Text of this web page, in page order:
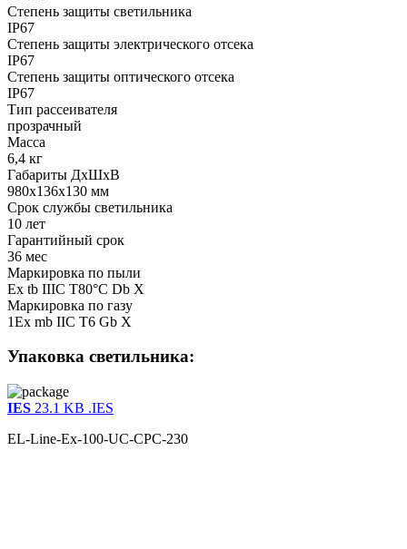
Степень защиты светильника
IP67
Степень защиты электрического отсека
IP67
Степень защиты оптического отсека
IP67
Тип рассеивателя
прозрачный
Масса
6,4 кг
Габариты ДхШхВ
980x136x130 мм
Срок службы светильника
10 лет
Гарантийный срок
36 мес
Маркировка по пыли
Ex tb IIIC T80°С Db X
Маркировка по газу
1Ex mb IIC T6 Gb X
Упаковка светильника:
IES 23.1 KB .IES
EL-Line-Ex-100-UC-CPC-230